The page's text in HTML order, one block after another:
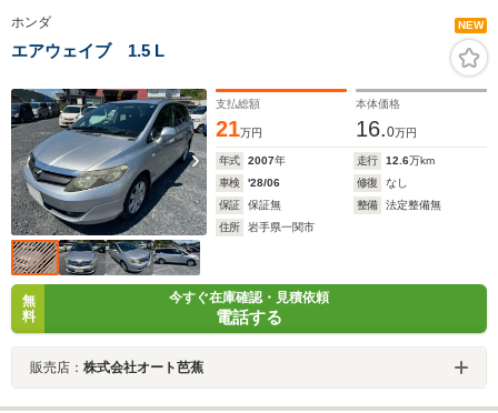
ホンダ NEW
エアウェイブ 1.5 L
支払総額
21万円
本体価格
16.0万円
年式 2007年 走行 12.6万km
車検
'28/06 修復
なし
保証
保証無 整備
法定整備無
住所
岩手県一関市
無
料
今すぐ在庫確認・見積依頼
電話する
販売店： 株式会社オート芭蕉